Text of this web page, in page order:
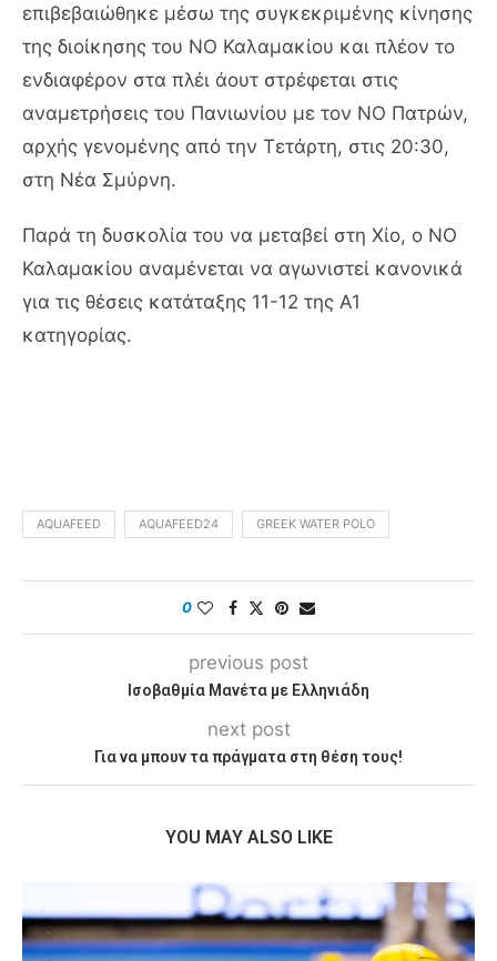
επιβεβαιώθηκε μέσω της συγκεκριμένης κίνησης
της διοίκησης του ΝΟ Καλαμακίου και πλέον το
ενδιαφέρον στα πλέι άουτ στρέφεται στις
αναμετρήσεις του Πανιωνίου με τον ΝΟ Πατρών,
αρχής γενομένης από την Τετάρτη, στις 20:30,
στη Νέα Σμύρνη.
Παρά τη δυσκολία του να μεταβεί στη Χίο, ο ΝΟ
Καλαμακίου αναμένεται να αγωνιστεί κανονικά
για τις θέσεις κατάταξης 11-12 της Α1
κατηγορίας.
AQUAFEED AQUAFEED24 GREEK WATER POLO
0
previous post
Ισοβαθμία Μανέτα με Ελληνιάδη
next post
Για να μπουν τα πράγματα στη θέση τους!
YOU MAY ALSO LIKE